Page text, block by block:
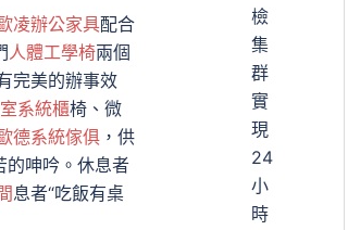
凌辦公家具配合
人體工學椅兩個
完美的辦事效
系統櫃椅、微
德系統傢俱 ，供
的呻吟。休息者
息者“吃飯有桌
檢
集
群
實
現
24
小
時